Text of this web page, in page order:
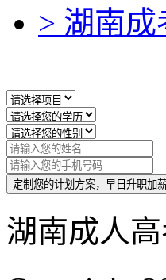
> 湖南
定制您的计划方案，早日升职加
湖南成人